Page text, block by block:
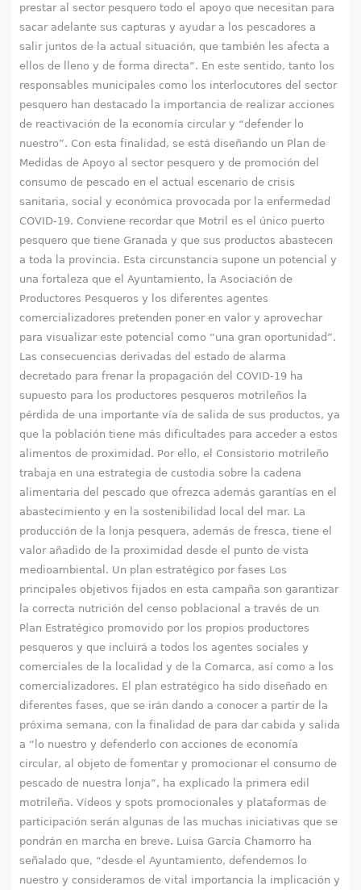
prestar al sector pesquero todo el apoyo que necesitan para
sacar adelante sus capturas y ayudar a los pescadores a
salir juntos de la actual situación, que también les afecta a
ellos de lleno y de forma directa”. En este sentido, tanto los
responsables municipales como los interlocutores del sector
pesquero han destacado la importancia de realizar acciones
de reactivación de la economía circular y “defender lo
nuestro”. Con esta finalidad, se está diseñando un Plan de
Medidas de Apoyo al sector pesquero y de promoción del
consumo de pescado en el actual escenario de crisis
sanitaria, social y económica provocada por la enfermedad
COVID-19. Conviene recordar que Motril es el único puerto
pesquero que tiene Granada y que sus productos abastecen
a toda la provincia. Esta circunstancia supone un potencial y
una fortaleza que el Ayuntamiento, la Asociación de
Productores Pesqueros y los diferentes agentes
comercializadores pretenden poner en valor y aprovechar
para visualizar este potencial como “una gran oportunidad”.
Las consecuencias derivadas del estado de alarma
decretado para frenar la propagación del COVID-19 ha
supuesto para los productores pesqueros motrileños la
pérdida de una importante vía de salida de sus productos, ya
que la población tiene más dificultades para acceder a estos
alimentos de proximidad. Por ello, el Consistorio motrileño
trabaja en una estrategia de custodia sobre la cadena
alimentaria del pescado que ofrezca además garantías en el
abastecimiento y en la sostenibilidad local del mar. La
producción de la lonja pesquera, además de fresca, tiene el
valor añadido de la proximidad desde el punto de vista
medioambiental. Un plan estratégico por fases Los
principales objetivos fijados en esta campaña son garantizar
la correcta nutrición del censo poblacional a través de un
Plan Estratégico promovido por los propios productores
pesqueros y que incluirá a todos los agentes sociales y
comerciales de la localidad y de la Comarca, así como a los
comercializadores. El plan estratégico ha sido diseñado en
diferentes fases, que se irán dando a conocer a partir de la
próxima semana, con la finalidad de para dar cabida y salida
a “lo nuestro y defenderlo con acciones de economía
circular, al objeto de fomentar y promocionar el consumo de
pescado de nuestra lonja”, ha explicado la primera edil
motrileña. Vídeos y spots promocionales y plataformas de
participación serán algunas de las muchas iniciativas que se
pondrán en marcha en breve. Luisa García Chamorro ha
señalado que, “desde el Ayuntamiento, defendemos lo
nuestro y consideramos de vital importancia la implicación y